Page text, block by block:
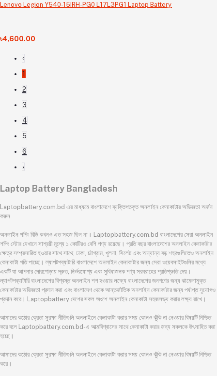
Lenovo Legion Y540-15IRH-PG0 L17L3PG1 Laptop Battery
৳4,600.00
‹
1
2
3
4
5
6
›
Laptop Battery Bangladesh
Laptopbattery.com.bd এর মাধ্যমে বাংলাদেশে ব্যক্তিগতকৃত অনলাইন কেনাকাটার অভিজ্ঞতা অর্জন
করুন
অনলাইন শপিং বিডি কখনও এত সহজ ছিল না। Laptopbattery.com.bd বাংলাদেশের সেরা অনলাইন
শপিং স্টোর যেখানে সাশ্রয়ী মূল্যে ১ কোটিরও বেশি পণ্য রয়েছে। প্রতি বছর বাংলাদেশের অনলাইন কেনাকাটার
ক্ষেত্র সম্প্রসারিত হওয়ার সাথে সাথে, ঢাকা, চট্টগ্রাম, খুলনা, সিলেট এবং অন্যান্য বড় শহরগুলিতেও অনলাইন
কেনাকাটা গতি পাচ্ছে। ল্যাপটপব্যাটারি বাংলাদেশে অনলাইন কেনাকাটার জন্য সেরা ওয়েবসাইটগুলির মধ্যে
একটি যা আপনার দোরগোড়ায় দ্রুত, নির্ভরযোগ্য এবং সুবিধাজনক পণ্য সরবরাহের প্রতিশ্রুতি দেয়।
ল্যাপটপব্যাটারি বাংলাদেশের বিশ্বস্ত অনলাইন শপ হওয়ার লক্ষ্যে বাংলাদেশের জনগণের জন্য ঝামেলামুক্ত
কেনাকাটার অভিজ্ঞতা প্রদান করা এবং বাংলাদেশ থেকে আন্তর্জাতিক অনলাইন কেনাকাটার জন্য পর্যাপ্ত সুযোগও
প্রদান করে। Laptopbattery দেশের সকল অংশে অনলাইন কেনাকাটা সহজলভ্য করার লক্ষ্য রাখে।
আমাদের কঠোর ক্রেতা সুরক্ষা নীতিগুলি অনলাইনে কেনাকাটা করার সময় কোনও ঝুঁকি না নেওয়ার বিষয়টি নিশ্চিত
করে বলে Laptopbattery.com.bd-এ আত্মবিশ্বাসের সাথে কেনাকাটা করার জন্য সকলকে উৎসাহিত করা
হচ্ছে।
আমাদের কঠোর ক্রেতা সুরক্ষা নীতিগুলি অনলাইনে কেনাকাটা করার সময় কোনও ঝুঁকি না নেওয়ার বিষয়টি নিশ্চিত
করে।